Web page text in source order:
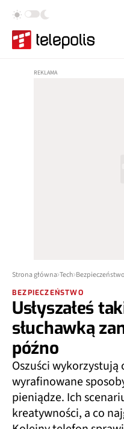
Strona główna Tech Bezpieczeństwo
BEZPIECZEŃSTWO
Usłyszałeś
słuchawką
późno
Oszuści wykorzystują
wyrafinowane
pieniądze. Ich
kreatywności, a co